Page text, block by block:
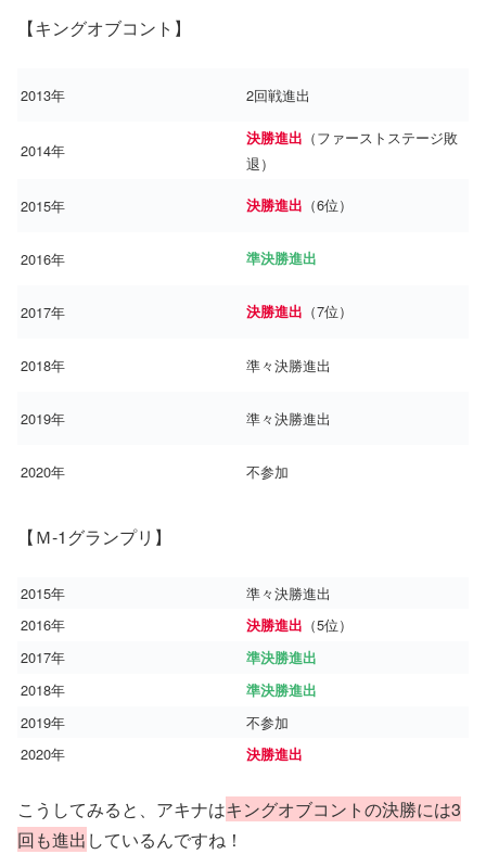
【キングオブコント】
2013年 2回戦進出
2014年
決勝進出 （ファーストステージ敗
退）
2015年 決勝進出 （6位）
2016年 準決勝進出
2017年 決勝進出 （7位）
2018年 準々決勝進出
2019年 準々決勝進出
2020年 不参加
【Ｍ-1グランプリ】
2015年
準々決勝進出
2016年
決勝進出 （5位）
2017年
準決勝進出
2018年 準決勝進出
2019年
不参加
2020年
決勝進出
こうしてみると、アキナはキングオブコントの決勝には3
回も進出 しているんですね！